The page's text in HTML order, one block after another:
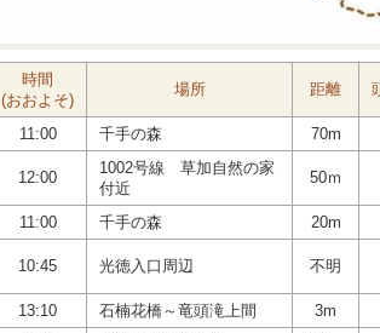
時間
(おおよそ)
場所 距離
11:00 千手の森 70m
12:00
1002号線 草加自然の家
付近
50ｍ
11:00 千手の森 20m
10:45 光徳入口周辺 不明
13:10 石楠花橋～竜頭滝上間
3m